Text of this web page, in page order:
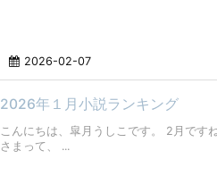
2026-02-07
2026年１月小説ランキング
こんにちは、皐月うしこです。 2月です
さまって、 ...